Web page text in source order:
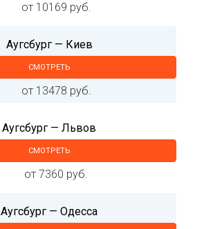
от 10169 руб.
Аугсбург — Киев
СМОТРЕТЬ
от 13478 руб.
Аугсбург — Львов
СМОТРЕТЬ
от 7360 руб.
Аугсбург — Одесса